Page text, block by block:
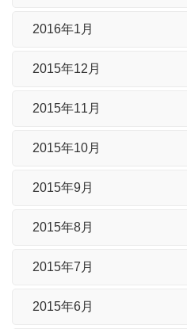
2016年1月
2015年12月
2015年11月
2015年10月
2015年9月
2015年8月
2015年7月
2015年6月